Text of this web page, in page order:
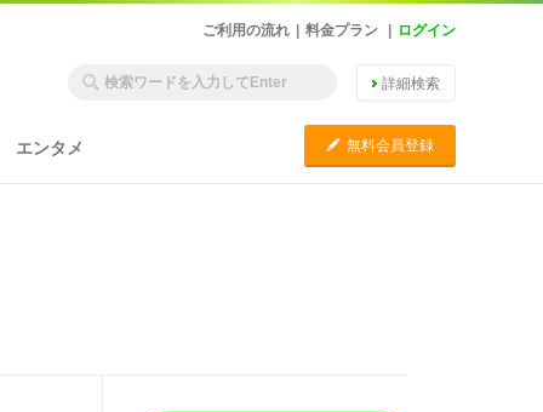
ご利用の流れ 料金プラン ログイン
詳細検索
エンタメ C 無料会員登録